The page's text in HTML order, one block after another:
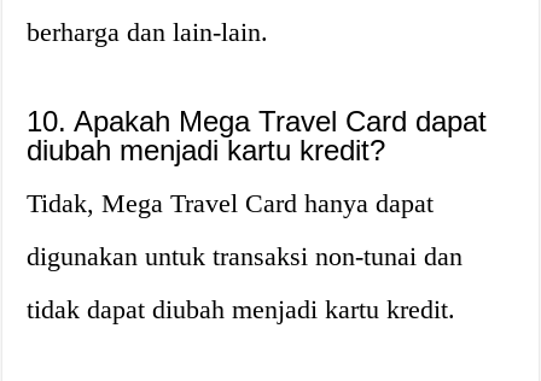
berharga dan lain-lain.
10. Apakah Mega Travel Card dapat
diubah menjadi kartu kredit?
Tidak, Mega Travel Card hanya dapat
digunakan untuk transaksi non-tunai dan
tidak dapat diubah menjadi kartu kredit.